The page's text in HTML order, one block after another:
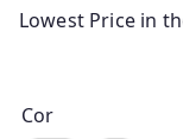
Lowest Price in
Cor